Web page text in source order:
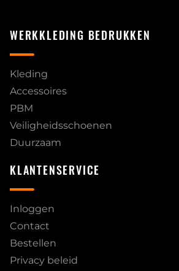
WERKKLEDING BEDRUKKEN
Kleding
Accessoires
PBM
Veiligheidsschoenen
Duurzaam
KLANTENSERVICE
Inloggen
Contact
Bestellen
Privacy beleid